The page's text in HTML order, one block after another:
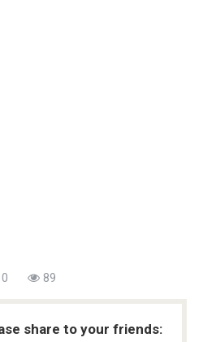
0 89
share to your friends: